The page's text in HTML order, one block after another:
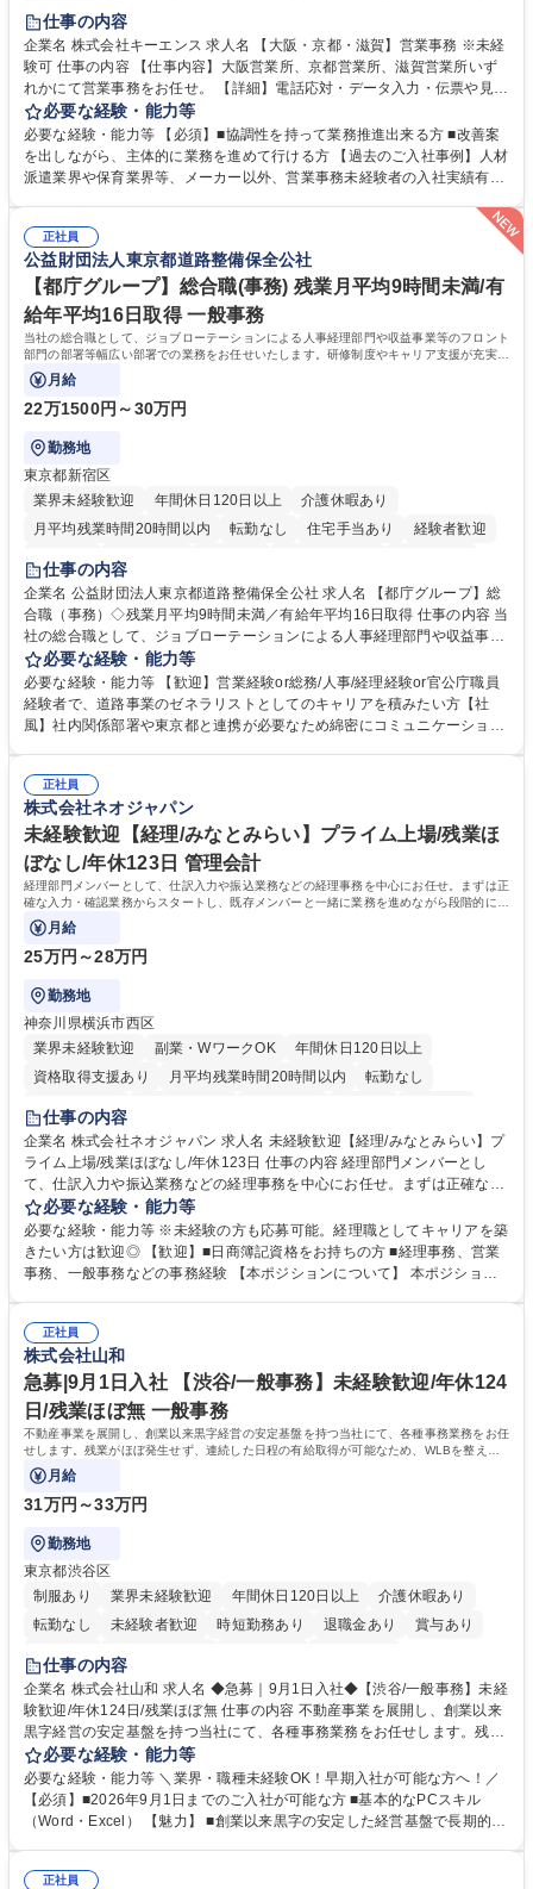
土日祝休み
仕事の内容
企業名 株式会社キーエンス 求人名 【大阪・京都・滋賀】営業事務 ※未経
験可 仕事の内容 【仕事内容】大阪営業所、京都営業所、滋賀営業所いず
れかにて営業事務をお任せ。 【詳細】電話応対・データ入力・伝票や見積
の作成・カタログ送付・来客対応・営業所内で発生する事務業務や業務改
善をお任せ。 【教育制度】ご入社後、育成担当とペアになりながらOJTに
て業務を覚えていただくことが可能です。業務システムがきちんと構築さ
れているため、スムーズに仕事に慣れることができる環境です。また、
常に改善を目指す風土のため、安心して業務に取り組んでいただけます。
募集職種 【大阪・京都・滋賀】営業事務 ※未経験可
必要な経験・能力等
必要な経験・能力等 【必須】■協調性を持って業務推進出来る方 ■改善案
を出しながら、主体的に業務を進めて行ける方 【過去のご入社事例】人材
派遣業界や保育業界等、メーカー以外、営業事務未経験者の入社実績有
により、キーエンスの付加価値向上に貢献します。ベースの定型業務に加
えて、お客様や社員の状況に合わせ、能動的なサポート、改善の動きも期
待され。組織を支えるスペシャリストとして、チームに貢献し、結果的に
社員から頼られる存在になることができます。平均19:30の退勤以降の業
務の持ち帰りも禁止されており、メリハリのある働き方となります。 学
歴・資格 学歴：大学院 大学 高専 短大 語学力： 資格：
正社員
公益財団法人東京都道路整備保全公社
【都庁グループ】総合職(事務) 残業月平均9時間未満/有
給年平均16日取得 一般事務
当社の総合職として、ジョブローテーションによる人事経理部門や収益事業等のフロント
部門の部署等幅広い部署での業務をお任せいたします。研修制度やキャリア支援が充実し
ております！ ※下記業務詳細
月給
22万1500円～30万円
勤務地
東京都新宿区
業界未経験歓迎
年間休日120日以上
介護休暇あり
月平均残業時間20時間以内
転勤なし 住宅手当あり
経験者歓迎
研修あり
退職金あり
駅近5分以内
資格取得手当あり 食事補助あり
仕事の内容
企業名 公益財団法人東京都道路整備保全公社 求人名 【都庁グループ】総
合職（事務）◇残業月平均9時間未満／有給年平均16日取得 仕事の内容 当
社の総合職として、ジョブローテーションによる人事経理部門や収益事業
等のフロント部門の部署等幅広い部署での業務をお任せいたします。研修
制度やキャリア支援が充実しております！ ※下記業務詳細 【業務詳細】■
管理部門：広報、人事、経理など当公社の運営に係る管理業務 ■収益部
門：駐車場の新規開拓、管理運営、新宿駅西口広場の「イベントコーナ
道路施設や道路工事現場の見学ツアー事業 ※入社後は上記いずれかの部門
へ配属。※業務内容変更の範囲：会社の定める業務 募集職種 【都庁グル
ープ】総合職（事務）◇残業月平均9時間未満／有給年平均16日取得
必要な経験・能力等
必要な経験・能力等 【歓迎】営業経験or総務/人事/経理経験or官公庁職員
経験者で、道路事業のゼネラリストとしてのキャリアを積みたい方【社
風】社内関係部署や東京都と連携が必要なため綿密にコミュニケーション
部門など多岐に渡る業務を経験できます。 ■様々なプロジェクト：駐車場
事業の他、新宿駅西口広場内に設置された照明を兼ねた広告「ブライトサ
イン」の管理運営を行うなど、事業収益を生み出す活動を積極的に行って
います。 学歴・資格 学歴：大学院 大学 高専 短大 専修学校 高校 語学力：
資格：
正社員
株式会社ネオジャパン
未経験歓迎【経理/みなとみらい】プライム上場/残業ほ
ぼなし/年休123日 管理会計
経理部門メンバーとして、仕訳入力や振込業務などの経理事務を中心にお任せ。まずは正
確な入力・確認業務からスタートし、既存メンバーと一緒に業務を進めながら段階的に経
理知識を身につけていただきます。
月給
25万円～28万円
勤務地
神奈川県横浜市西区
業界未経験歓迎
副業・WワークOK
年間休日120日以上
資格取得支援あり
月平均残業時間20時間以内
転勤なし
未経験者歓迎
完全週休2日制
交通費支給 駅近5分以内 土日祝休み
服装自由
寮・社宅あり
仕事の内容
企業名 株式会社ネオジャパン 求人名 未経験歓迎【経理/みなとみらい】プ
ライム上場/残業ほぼなし/年休123日 仕事の内容 経理部門メンバーとし
て、仕訳入力や振込業務などの経理事務を中心にお任せ。まずは正確な入
力・確認業務からスタートし、既存メンバーと一緒に業務を進めながら段
階的に経理知識を身につけていただきます。 【具体的には】 ■社内稟議に
基づく仕訳入力 ■月末の振込業務 ■明細作成 ■伝票処理、記帳業務 ■既存
メンバーの業務サポート 【将来的には】 ■月次決算補助 ■四半期・年次決
想定です。 募集職種 未経験歓迎【経理/みなとみらい】プライム上場/残業
ほぼなし/年休123日
必要な経験・能力等
必要な経験・能力等 ※未経験の方も応募可能。経理職としてキャリアを築
きたい方は歓迎◎ 【歓迎】■日商簿記資格をお持ちの方 ■経理事務、営業
事務、一般事務などの事務経験 【本ポジションについて】 本ポジション
当し、3～5年をかけて月次決算・四半期決算・開示資料作成補助などへス
テップアップできます。また、残業は通常月ほぼなく、決算月でも10時間
未満のため、無理なく経理として専門性を身につけられる環境です。 学
歴・資格 学歴：大学院 大学 高専 短大 専修学校 高校 語学力： 資格：日商
簿記検定1級 日商簿記検定2級
正社員
株式会社山和
急募|9月1日入社 【渋谷/一般事務】未経験歓迎/年休124
日/残業ほぼ無 一般事務
不動産事業を展開し、創業以来黒字経営の安定基盤を持つ当社にて、各種事務業務をお任
せします。残業がほぼ発生せず、連続した日程の有給取得が可能なため、WLBを整えた
い方にお勧めの環境です！
月給
31万円～33万円
勤務地
東京都渋谷区
制服あり
業界未経験歓迎 年間休日120日以上
介護休暇あり
転勤なし
未経験者歓迎 時短勤務あり 退職金あり
賞与あり
育休あり
完全週休2日制
仕事の内容
企業名 株式会社山和 求人名 ◆急募｜9月1日入社◆【渋谷/一般事務】未経
験歓迎/年休124日/残業ほぼ無 仕事の内容 不動産事業を展開し、創業以来
黒字経営の安定基盤を持つ当社にて、各種事務業務をお任せします。残業
がほぼ発生せず、連続した日程の有給取得が可能なため、WLBを整えたい
方にお勧めの環境です！ 入社後はOJTを通じて丁寧に研修を行いますの
で、事務未経験の方でも安心して臨むことができます。 【業務詳細】■電
話・来客対応 ■物件の鍵や社内の備品管理 ■データ入力や書類作成 ■契約
必要な経験・能力等
必要な経験・能力等 ＼業界・職種未経験OK！早期入社が可能な方へ！／
【必須】■2026年9月1日までのご入社が可能な方 ■基本的なPCスキル
（Word・Excel） 【魅力】 ■創業以来黒字の安定した経営基盤で長期的に
のOJTで業務を習得可能、未経験でもしっかりサポート 学歴・資格 学
正社員